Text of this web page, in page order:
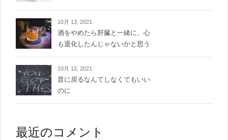
10月 13, 2021
酒をやめたら肝臓と一緒に、心
も退化したんじゃないかと思う
10月 12, 2021
昔に戻るなんてしなくてもいい
のに
最近のコメント